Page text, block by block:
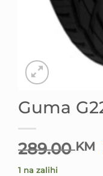
Guma
289.00KM
1 na zalihi